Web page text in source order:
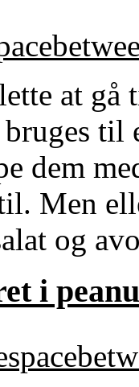
at gå
bruges
dem
Men
og
i